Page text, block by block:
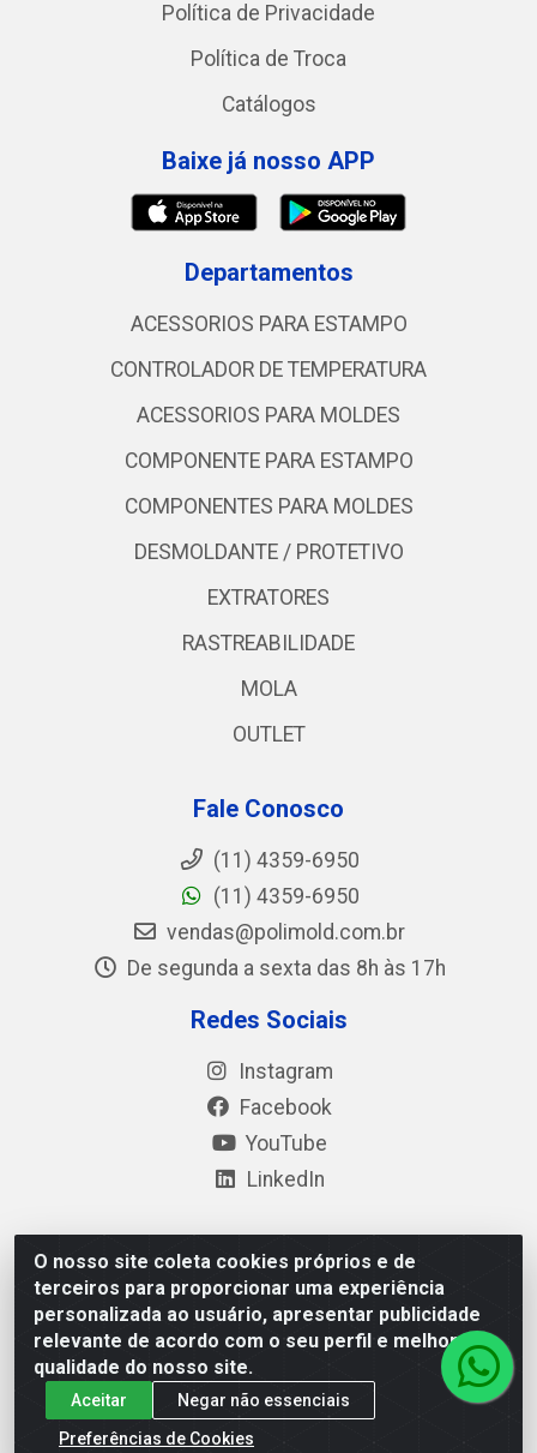
O nosso site coleta cookies próprios e de
terceiros para proporcionar uma experiência
personalizada ao usuário, apresentar publicidade
relevante de acordo com o seu perfil e melhorar a
qualidade do nosso site.
Aceitar
Negar não essenciais
Preferências de Cookies
Política de Privacidade
Política de Troca
Catálogos
Baixe já nosso APP
Departamentos
ACESSORIOS PARA ESTAMPO
CONTROLADOR DE TEMPERATURA
ACESSORIOS PARA MOLDES
COMPONENTE PARA ESTAMPO
COMPONENTES PARA MOLDES
DESMOLDANTE / PROTETIVO
EXTRATORES
RASTREABILIDADE
MOLA
OUTLET
Fale Conosco
(11) 4359-6950
(11) 4359-6950
vendas@polimold.com.br
De segunda a sexta das 8h às 17h
Redes Sociais
Instagram
Facebook
YouTube
LinkedIn
Polimold Industrial Ltda - Estrada dos Casa, 4585 – São
Bernardo do Campo / SP – CEP: 09.840-000 - CNPJ
44.106.466/0001-41